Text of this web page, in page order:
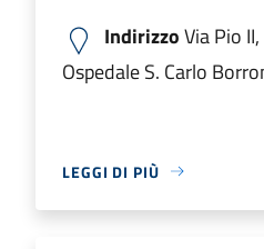
IndirizzoVia Pio
Ospedale S. Carlo
LEGGI DI PIÙ